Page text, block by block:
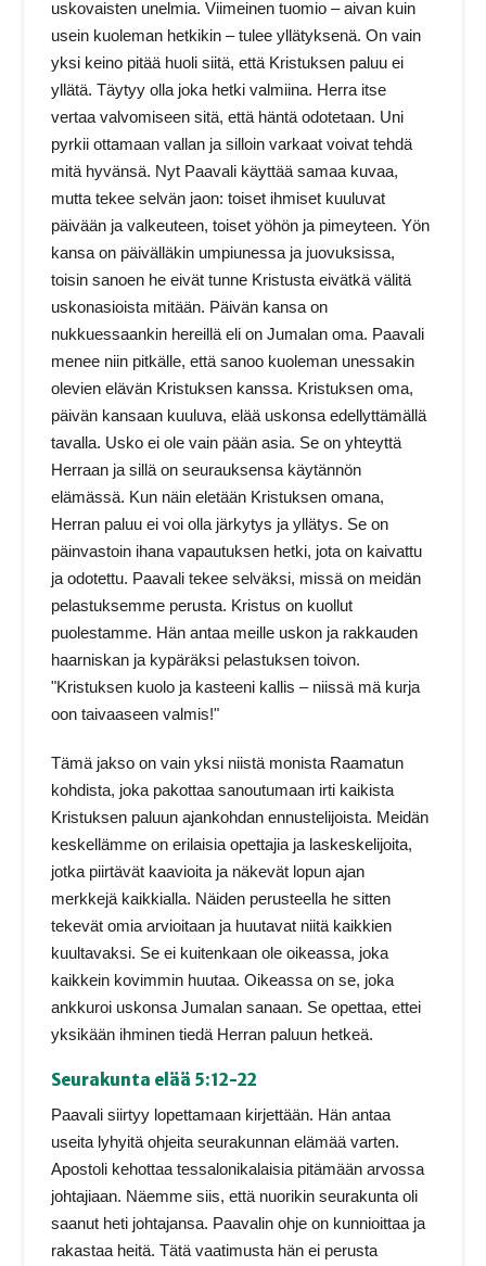
uskovaisten unelmia. Viimeinen tuomio – aivan kuin
usein kuoleman hetkikin – tulee yllätyksenä. On vain
yksi keino pitää huoli siitä, että Kristuksen paluu ei
yllätä. Täytyy olla joka hetki valmiina. Herra itse
vertaa valvomiseen sitä, että häntä odotetaan. Uni
pyrkii ottamaan vallan ja silloin varkaat voivat tehdä
mitä hyvänsä. Nyt Paavali käyttää samaa kuvaa,
mutta tekee selvän jaon: toiset ihmiset kuuluvat
päivään ja valkeuteen, toiset yöhön ja pimeyteen. Yön
kansa on päivälläkin umpiunessa ja juovuksissa,
toisin sanoen he eivät tunne Kristusta eivätkä välitä
uskonasioista mitään. Päivän kansa on
nukkuessaankin hereillä eli on Jumalan oma. Paavali
menee niin pitkälle, että sanoo kuoleman unessakin
olevien elävän Kristuksen kanssa. Kristuksen oma,
päivän kansaan kuuluva, elää uskonsa edellyttämällä
tavalla. Usko ei ole vain pään asia. Se on yhteyttä
Herraan ja sillä on seurauksensa käytännön
elämässä. Kun näin eletään Kristuksen omana,
Herran paluu ei voi olla järkytys ja yllätys. Se on
päinvastoin ihana vapautuksen hetki, jota on kaivattu
ja odotettu. Paavali tekee selväksi, missä on meidän
pelastuksemme perusta. Kristus on kuollut
puolestamme. Hän antaa meille uskon ja rakkauden
haarniskan ja kypäräksi pelastuksen toivon.
"Kristuksen kuolo ja kasteeni kallis – niissä mä kurja
oon taivaaseen valmis!"
Tämä jakso on vain yksi niistä monista Raamatun
kohdista, joka pakottaa sanoutumaan irti kaikista
Kristuksen paluun ajankohdan ennustelijoista. Meidän
keskellämme on erilaisia opettajia ja laskeskelijoita,
jotka piirtävät kaavioita ja näkevät lopun ajan
merkkejä kaikkialla. Näiden perusteella he sitten
tekevät omia arvioitaan ja huutavat niitä kaikkien
kuultavaksi. Se ei kuitenkaan ole oikeassa, joka
kaikkein kovimmin huutaa. Oikeassa on se, joka
ankkuroi uskonsa Jumalan sanaan. Se opettaa, ettei
yksikään ihminen tiedä Herran paluun hetkeä.
Seurakunta elää 5:12-22
Paavali siirtyy lopettamaan kirjettään. Hän antaa
useita lyhyitä ohjeita seurakunnan elämää varten.
Apostoli kehottaa tessalonikalaisia pitämään arvossa
johtajiaan. Näemme siis, että nuorikin seurakunta oli
saanut heti johtajansa. Paavalin ohje on kunnioittaa ja
rakastaa heitä. Tätä vaatimusta hän ei perusta